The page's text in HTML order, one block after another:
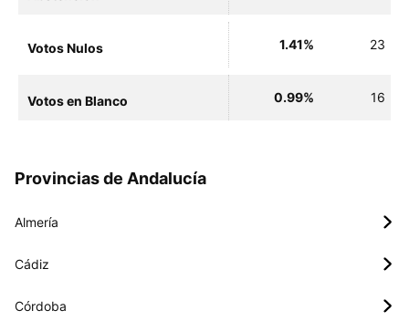
Votos Nulos 1.41% 23
Votos en Blanco 0.99% 16
Provincias de Andalucía
Almería
Cádiz
Córdoba